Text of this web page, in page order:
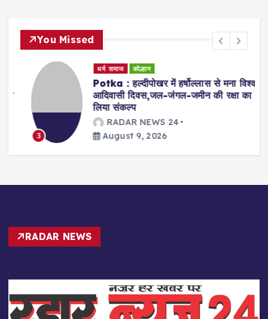
You Missed
धर्म समाज कोल्हान
Potka : हल्दीपोखर में हर्षोल्लास से मना विश्व
आदिवासी दिवस,जल-जंगल-जमीन की रक्षा का
लिया संकल्प
RADAR NEWS 24
August 9, 2026
RADAR NEWS